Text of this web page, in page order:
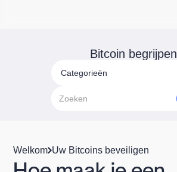
Bitcoin begrijpen
Categorieën
Welkom Uw Bitcoins beveiligen